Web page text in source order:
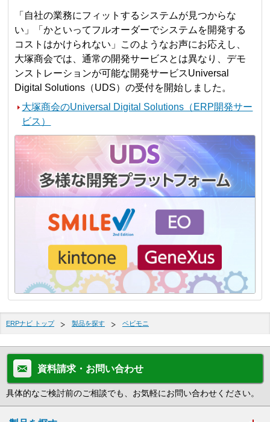
「自社の業務にフィットするシステムが見つからな
い」「かといってフルオーダーでシステムを開発する
コストはかけられない」このようなお声にお応えし、
大塚商会では、通常の開発サービスとは異なり、デモ
ンストレーションが可能な開発サービスUniversal
Digital Solutions（UDS）の受付を開始しました。
大塚商会のUniversal Digital Solutions（ERP開発サー
ビス）
ERPナビ トップ 製品を探す ベビモニ
資料請求・お問い合わせ
具体的なご検討前のご相談でも、お気軽にお問い合わせください。